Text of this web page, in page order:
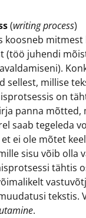
(writing process)
koosneb mitmest
(töö juhendi
sellest, millise
on
panna mõtted,
saab tegeleda
ei ole mõtet
sisu võib olla
tähtis
tekstis.
.